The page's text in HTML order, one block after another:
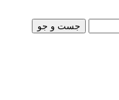
جست و جو